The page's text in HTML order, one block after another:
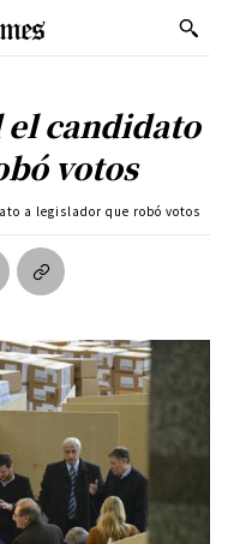
candidato
votos
a legislador que robó votos